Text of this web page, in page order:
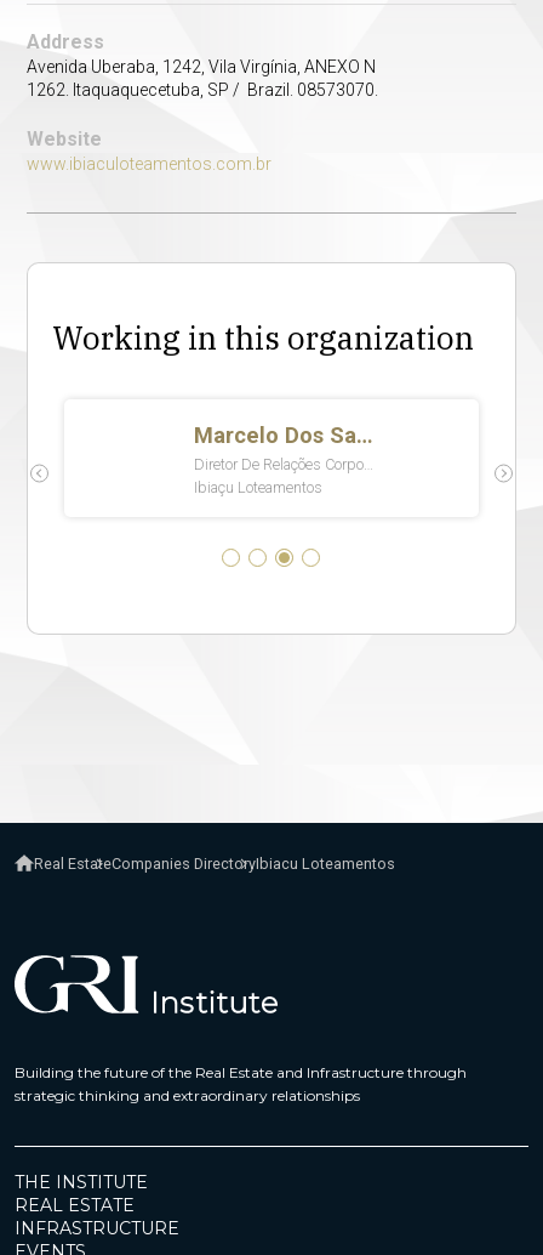
Address
Avenida Uberaba, 1242, Vila Virgínia, ANEXO N
1262. Itaquaquecetuba, SP / Brazil. 08573070.
Website
www.ibiaculoteamentos.com.br
Working in this organization
Real EstateCompanies DirectoryIbiacu Loteamentos
Building the future of the Real Estate and Infrastructure through
strategic thinking and extraordinary relationships
THE INSTITUTE
REAL ESTATE
INFRASTRUCTURE